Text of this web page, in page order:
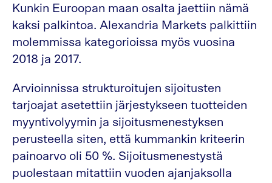
Kunkin Euroopan maan osalta jaettiin nämä
kaksi palkintoa. Alexandria Markets palkittiin
molemmissa kategorioissa myös vuosina
2018 ja 2017.
Arvioinnissa strukturoitujen sijoitusten
tarjoajat asetettiin järjestykseen tuotteiden
myyntivolyymin ja sijoitusmenestyksen
perusteella siten, että kummankin kriteerin
painoarvo oli 50 %. Sijoitusmenestystä
puolestaan mitattiin vuoden ajanjaksolla